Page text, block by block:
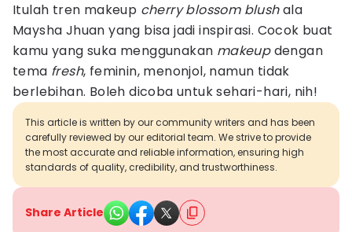
Itulah tren makeup cherry blossom blushala
Maysha Jhuan yang bisa jadi inspirasi. Cocok buat
kamu yang suka menggunakan makeupdengan
tema fresh, feminin, menonjol, namun tidak
berlebihan. Boleh dicoba untuk sehari-hari, nih!
This article is written by our community writers and has been
carefully reviewed by our editorial team. We strive to provide
the most accurate and reliable information, ensuring high
standards of quality, credibility, and trustworthiness.
Share Article